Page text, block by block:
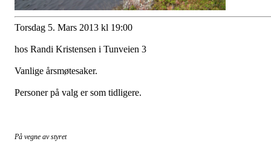
Torsdag 5. Mars 2013 kl 19:00
hos Randi Kristensen i Tunveien 3
Vanlige årsmøtesaker.
Personer på valg er som tidligere.
På vegne av styret